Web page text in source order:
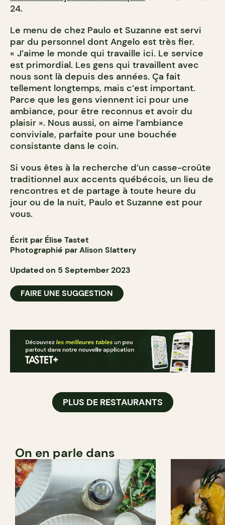
24.
Le menu de chez Paulo et Suzanne est servi
par du personnel dont Angelo est très fier.
« J’aime le monde qui travaille ici. Le service
est primordial. Les gens qui travaillent avec
nous sont là depuis des années. Ça fait
tellement longtemps, mais c’est important.
Parce que les gens viennent ici pour une
ambiance, pour être reconnus et avoir du
plaisir ». Nous aussi, on aime l’ambiance
conviviale, parfaite pour une bouchée
consistante dans le coin.
Si vous êtes à la recherche d’un casse-croûte
traditionnel aux accents québécois, un lieu de
rencontres et de partage à toute heure du
jour ou de la nuit, Paulo et Suzanne est pour
vous.
Écrit par Élise Tastet
Photographié par Alison Slattery
Updated on 5 September 2023
FAIRE UNE SUGGESTION
PLUS DE RESTAURANTS
On en parle dans